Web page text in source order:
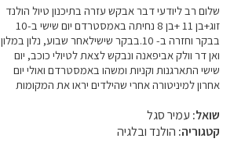
שלום רב ליודעי דבר אבקש עזרה בתיכנון טיול הולנד
זוג+בן 11 +בן 8 נחיתה באמסטרדם יום שישי ב-10
בבקר וחזרה ב- 10.בבקר שישילאחר שבוע, נלון במלון
ואן דר וולק אביפאנה ונבקש לצאת לטיולי כוכב, יום
שישי התארגנות וקניות ומשהו באמסטרדם ואולי יום
אחרון למיניטורה אחרי שהילדים יראו את המקומות
שואל: עמיר סגל
קטגוריה: הולנד ובלגיה